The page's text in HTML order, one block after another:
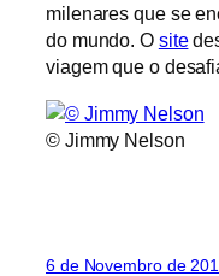
milenares que se
do mundo. O site
viagem que o
© Jimmy Nelson
6 de Novembro de